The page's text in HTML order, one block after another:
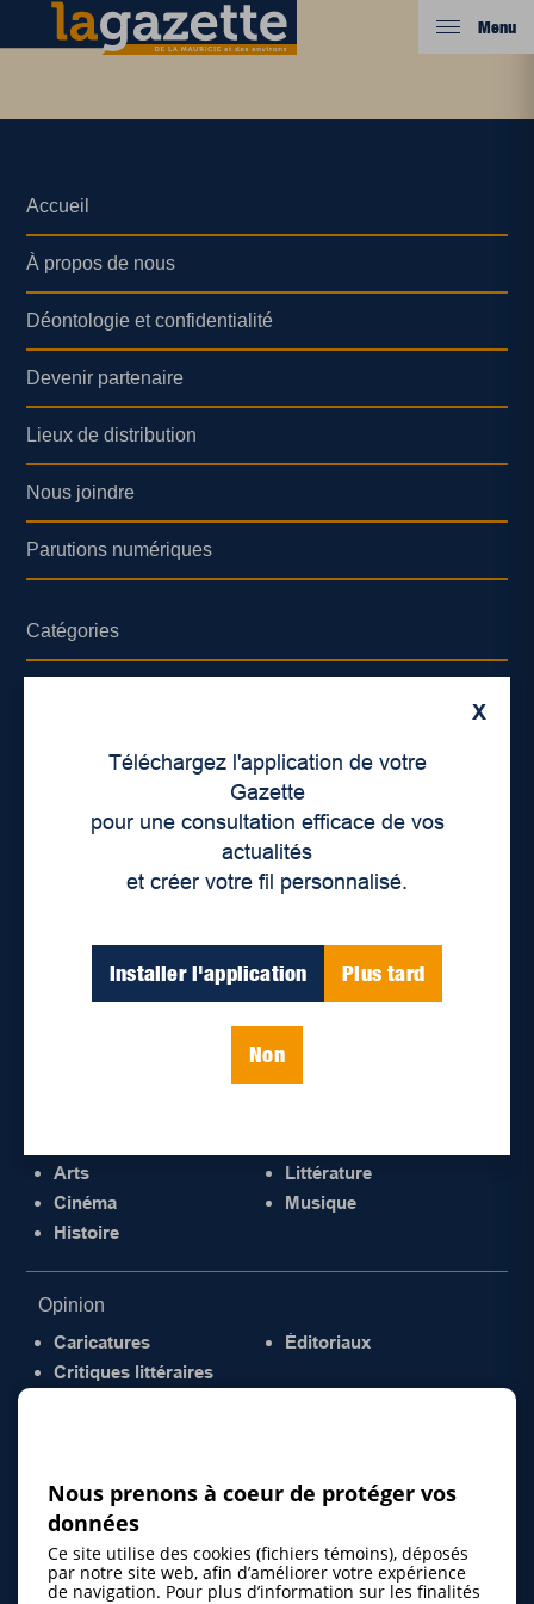
Menu
X
Téléchargez l'application de votre
Gazette
pour une consultation efficace de vos
actualités
et créer votre fil personnalisé.
Installer l'application Plus tard
Non
Accueil
À propos de nous
Déontologie et confidentialité
Devenir partenaire
Lieux de distribution
Nous joindre
Parutions numériques
Catégories
International
Politique
Santé
Arts
Cinéma
Histoire
Littérature
Musique
Opinion
Caricatures
Critiques littéraires
Éditoriaux
Nous prenons à coeur de protéger vos
données
Ce site utilise des cookies (fichiers témoins), déposés
par notre site web, afin d’améliorer votre expérience
de navigation. Pour plus d’information sur les finalités